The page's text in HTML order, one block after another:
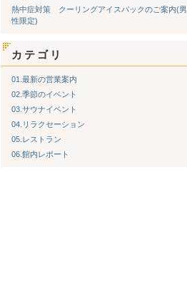
熱中症対策 クーリングアイスパックのご案内(男
性限定)
カテゴリ
01.最新の営業案内
02.季節のイベント
03.サウナイベント
04.リラクセーション
05.レストラン
06.館内レポート